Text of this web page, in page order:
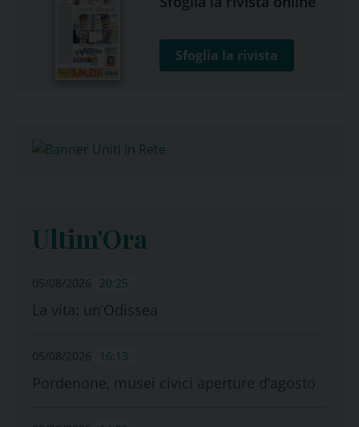
Sfoglia la rivista
Ultim'Ora
05/08/2026 20:25
La vita: un’Odissea
05/08/2026 16:13
Pordenone, musei civici aperture d’agosto